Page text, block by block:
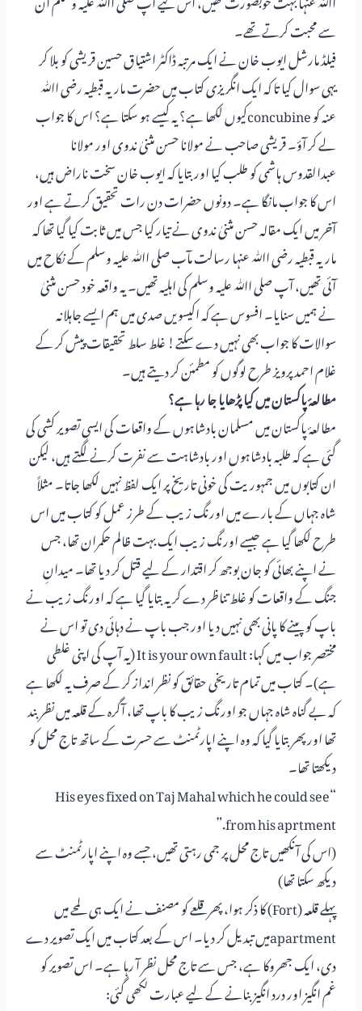
سے محبت کرتے تھے۔
فیلڈ مارشل ایوب خان نے ایک مرتبہ ڈاکٹر اشتیاق حسین قریشی کو بلا کر
یہی سوال کیا تا کہ ایک انگریزی کتاب میں حضرت ماریہ قبطیہ رضی اﷲ
عنہ کو concubineکیوں لکھا ہے؟ یہ کیسے ہو سکتا ہے؟ اس کا جواب
لے کر آؤ۔ قریشی صاحب نے مولانا حسن مثنیٰ ندوی اور مولانا
عبدالقدوس ہاشمی کو طلب کیا اور بتایا کہ ایوب خان سخت ناراض ہیں،
اس کا جواب مانگا ہے۔ دونوں حضرات دن رات تحقیق کرتے ہے اور
آخر میں ایک مقالہ حسن مثنیٰ ندوی نے تیار کیا جس میں ثابت کیا گیا تھا کہ
ماریہ قبطیہ رضی اﷲ عنہا رسالت مآب صلی اﷲ علیہ وسلم کے نکاح میں
آئی تھیں، آپ صلی اﷲ علیہ وسلم کی اہلیہ تھیں۔ یہ واقعہ خود حسن مثنیٰ
نے ہمیں سنایا۔ افسوس ہے کہ اکیسویں صدی میں ہم ایسے جاہلانہ
سوالات کا جواب بھی نہیں دے سکتے! غلط سلط تحقیقات پیش کر کے
غلام احمد پرویز طرح لوگوں کو مطمئن کر دیتے ہیں۔
مطالعۂ پاکستان میں کیا پڑھایا جا رہا ہے؟
مطالعۂ پاکستان میں مسلمان بادشاہوں کے واقعات کی ایسی تصویر کشی کی
گئی ہے کہ طلبہ بادشاہوں اور بادشاہت سے نفرت کرنے لگتے ہیں، لیکن
ان کتابوں میں جمہوریت کی خونی تاریخ پر ایک لفظ نہیں لکھا جاتا۔ مثلاً
شاہ جہاں کے بارے میں اورنگ زیب کے طرز عمل کو کتاب میں اس
طرح لکھا گیا ہے جیسے اورنگ زیب ایک بہت ظالم حکمران تھا، جس
نے اپنے بھائی کو جان بوجھ کر اقتدار کے لیے قتل کر دیا تھا۔ میدانِ
جنگ کے واقعات کو غلط تناظر دے کر یہ بتایا گیا ہے کہ اورنگ زیب نے
باپ کو پینے کا پانی بھی نہیں دیا اور جب باپ نے دہائی دی تو اس نے
مختصر جواب میں کہا: It is your own fault (یہ آپ کی اپنی غلطی
ہے)۔ کتاب میں تمام تاریخی حقائق کو نظر انداز کر کے صرف یہ لکھا ہے
کہ بے گناہ شاہ جہاں جو اورنگ زیب کا باپ تھا، آگرہ کے قلعہ میں نظر بند
تھا اور پھر بتایا گیا کہ وہ اپنے اپارٹمنٹ سے حسرت کے ساتھ تاج محل کو
دیکھتا تھا۔
“His eyes fixed on Taj Mahal which he could see
from his aprtment.”
(اس کی آنکھیں تاج محل پر جمی رہتی تھیں، جسے وہ اپنے اپارٹمنٹ سے
دیکھ سکتا تھا)
پہلے قلعہ (Fort) کا ذکر ہوا، پھر قلعے کو مصنف نے ایک ہی لمحے میں
apartmentمیں تبدیل کر دیا۔ اس کے بعد کتاب میں ایک تصویر دے
دی، ایک جھروکا ہے، جس سے تاج محل نظر آ رہا ہے۔ اس تصویر کو
غم انگیز اور درد انگیز بنانے کے لیے عبارت لکھی گئی: